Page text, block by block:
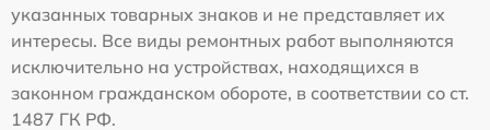
указанных товарных знаков и не представляет их
интересы. Все виды ремонтных работ выполняются
исключительно на устройствах, находящихся в
законном гражданском обороте, в соответствии со ст.
1487 ГК РФ.